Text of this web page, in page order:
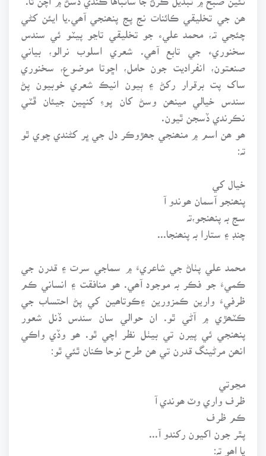
ھن جي تخليقي ڪائنات نج پج پنھنجي آھي.يا ايئن کڻي
چئجي تہ، محمد عليء جو تخليقي تاڃو پيٽو ئي سندس
سخنوريء جي تابع آھي. شعري اسلوب نرالو، بياني
صنعتون، انفراديت جون حامل، اڇوتا موضوع، سخنوري
ساک پت برقرار رکڻ ۽ ٻيون انيڪ شعري خوبيون پڻ
سندس خيالي مينھن وسڻ کان پوءِ کنڀين جيئان ڦٽي
نڪرندي ڏسجن ٿيون.
ھو ھن اسم ۾ منھنجي جھڙوڪر دل جي ڀر کڻندي چوي ٿو
خيال کي
پنھنجو آسمان ھوندو آ
چنڊ ۽ ستارا بہ پنھنجا...
محمد علي پٺاڻ جي شاعريءَ ۾ سماجي سرت ۽ قدرن جي
ڪميءَ جو فڪر بہ موجود آھي. ھو منافقت ۽ انساني ڪم
ظرفيءَ وارين ڪمزورين ۽ڪوتاھين کي پڻ احتساب جي
ڪٽھڙي ۾ آڻي ٿو. ان حوالي سان سندس ڏنل شعور
پنھنجي ئي پيرن تي بيٺل نظر اچي ٿو. ھو وڏي واڪي
انھن مرڻينگ قدرن تي ھن طرح نوحا ڪنان ٿئي ٿو:
ظرف واري وٽ ھوندي آ
ڪم ظرف
پٿر جون اکيون رکندو آ...
يا اھو تہ: